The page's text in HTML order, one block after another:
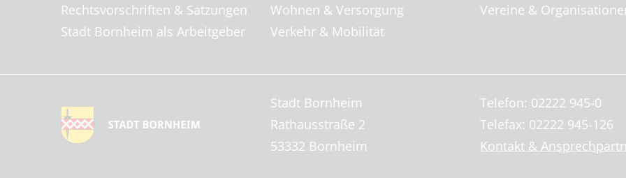
Rechtsvorschriften & Satzungen
Stadt Bornheim als Arbeitgeber
Wohnen & Versorgung
Verkehr & Mobilität
Vereine &
Stadt Bornheim
Rathausstraße 2
53332 Bornheim
Telefon: 02222 945-0
Telefax: 02222 945-126
Kontakt &